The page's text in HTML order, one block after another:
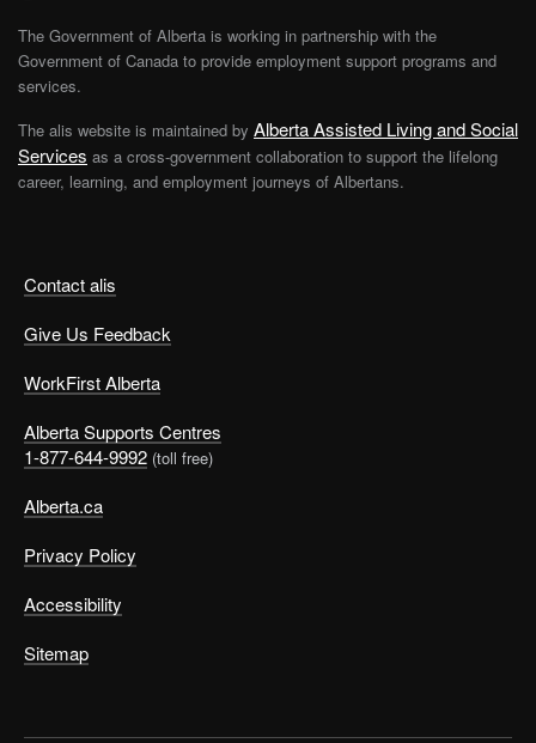
Contact alis
Give Us Feedback
WorkFirst Alberta
Alberta Supports Centres
1-877-644-9992 (toll free)
Alberta.ca
Privacy Policy
Accessibility
Sitemap
The Government of Alberta is working in partnership with the
Government of Canada to provide employment support programs and
services.
The alis website is maintained by Alberta Assisted Living and Social
Services as a cross-government collaboration to support the lifelong
career, learning, and employment journeys of Albertans.